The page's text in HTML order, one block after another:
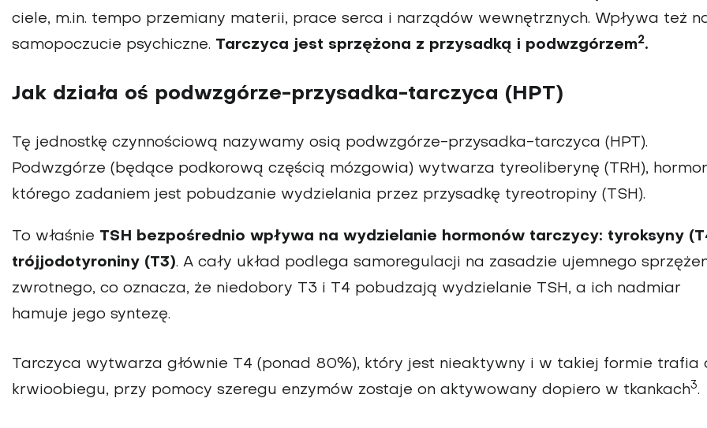
ciele, m.in. tempo przemiany materii, prace serca i narządów wewnętrznych. Wpływa też
samopoczucie psychiczne. Tarczyca jest sprzężona z przysadką i podwzgórzem2.
Jak działa oś podwzgórze-przysadka-tarczyca (HPT)
Tę jednostkę czynnościową nazywamy osią podwzgórze-przysadka-tarczyca (HPT).
Podwzgórze (będące podkorową częścią mózgowia) wytwarza tyreoliberynę (TRH),
którego zadaniem jest pobudzanie wydzielania przez przysadkę tyreotropiny (TSH).
To właśnie TSH bezpośrednio wpływa na wydzielanie hormonów tarczycy: tyroksyny
trójjodotyroniny (T3). A cały układ podlega samoregulacji na zasadzie ujemnego
zwrotnego, co oznacza, że niedobory T3 i T4 pobudzają wydzielanie TSH, a ich nadmiar
hamuje jego syntezę.
Tarczyca wytwarza głównie T4 (ponad 80%), który jest nieaktywny i w takiej formie trafia
krwioobiegu, przy pomocy szeregu enzymów zostaje on aktywowany dopiero w tkankach3.